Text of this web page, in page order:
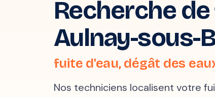
Recherche
Aulnay-sous-
fuite d'eau, dégât des
Nos techniciens localisent votre